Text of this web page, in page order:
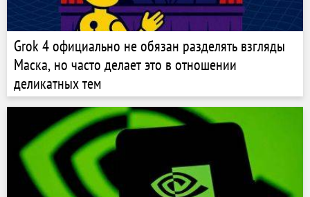
Grok 4 официально не обязан разделять взгляды
Маска, но часто делает это в отношении
деликатных тем